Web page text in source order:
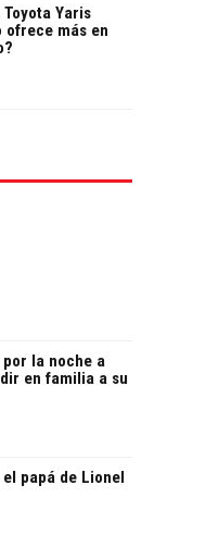
Toyota Yaris
ofrece más en
la noche a
en familia a su
papá de Lionel